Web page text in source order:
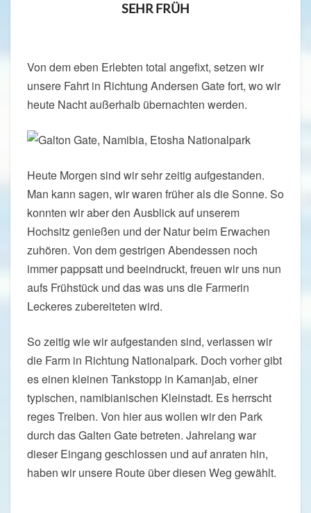
SEHR FRÜH
Von dem eben Erlebten total angefixt, setzen wir
unsere Fahrt in Richtung Andersen Gate fort, wo wir
heute Nacht außerhalb übernachten werden.
Heute Morgen sind wir sehr zeitig aufgestanden.
Man kann sagen, wir waren früher als die Sonne. So
konnten wir aber den Ausblick auf unserem
Hochsitz genießen und der Natur beim Erwachen
zuhören. Von dem gestrigen Abendessen noch
immer pappsatt und beeindruckt, freuen wir uns nun
aufs Frühstück und das was uns die Farmerin
Leckeres zubereiteten wird.
So zeitig wie wir aufgestanden sind, verlassen wir
die Farm in Richtung Nationalpark. Doch vorher gibt
es einen kleinen Tankstopp in Kamanjab, einer
typischen, namibianischen Kleinstadt. Es herrscht
reges Treiben. Von hier aus wollen wir den Park
durch das Galten Gate betreten. Jahrelang war
dieser Eingang geschlossen und auf anraten hin,
haben wir unsere Route über diesen Weg gewählt.